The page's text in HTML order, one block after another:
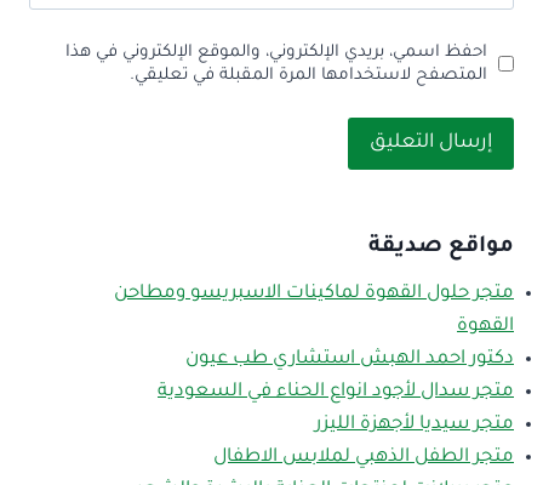
احفظ اسمي، بريدي الإلكتروني، والموقع الإلكتروني في هذا
المتصفح لاستخدامها المرة المقبلة في تعليقي.
مواقع صديقة
متجر حلول القهوة لماكينات الاسبريسو ومطاحن
القهوة
دكتور احمد الهبش استشاري طب عيون
متجر سدال لأجود انواع الحناء في السعودية
متجر سيديا لأجهزة الليزر
متجر الطفل الذهبي لملابس الاطفال